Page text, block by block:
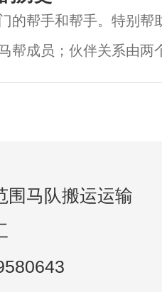
握时机。显然，这远比
的帮手和帮手。特别帮
帮成员；伙伴关系由两
。在这个神秘的群体中
围马队搬运运输